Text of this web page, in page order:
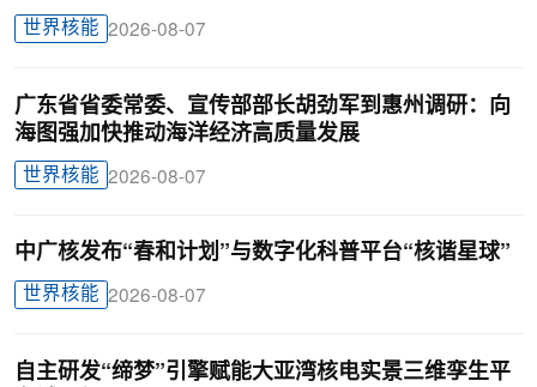
世界核能 2026-08-07
广东省省委常委、宣传部部长胡劲军到惠州调研：向
海图强加快推动海洋经济高质量发展
世界核能 2026-08-07
中广核发布“春和计划”与数字化科普平台“核谐星球”
世界核能 2026-08-07
自主研发“缔梦”引擎赋能大亚湾核电实景三维孪生平